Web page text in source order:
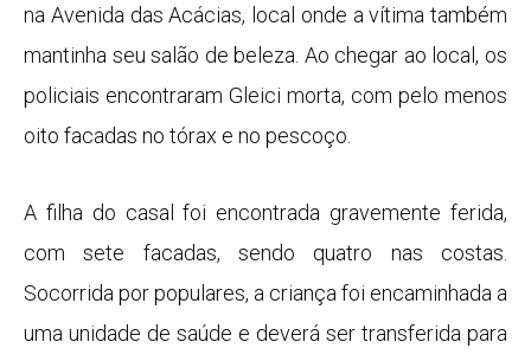
na Avenida das Acácias, local onde a vítima também
mantinha seu salão de beleza. Ao chegar ao local, os
policiais encontraram Gleici morta, com pelo menos
oito facadas no tórax e no pescoço.
A filha do casal foi encontrada gravemente ferida,
com sete facadas, sendo quatro nas costas.
Socorrida por populares, a criança foi encaminhada a
uma unidade de saúde e deverá ser transferida para